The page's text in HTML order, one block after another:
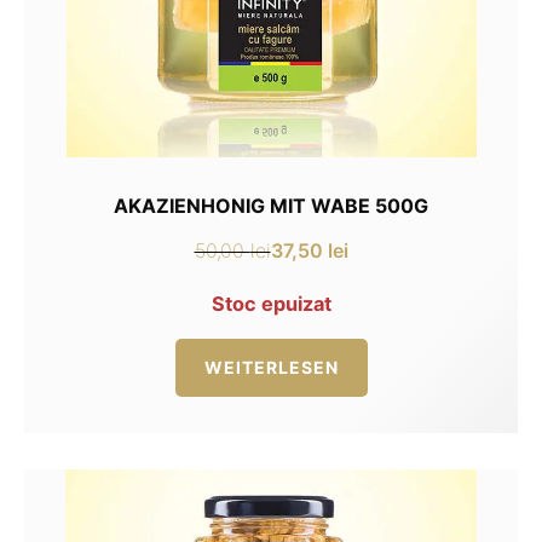
AKAZIENHONIG MIT WABE 500G
50,00lei
Ursprünglicher
Preis
war:
37,50 lei
Aktueller
Preis
ist:
Stoc epuizat
WEITERLESEN